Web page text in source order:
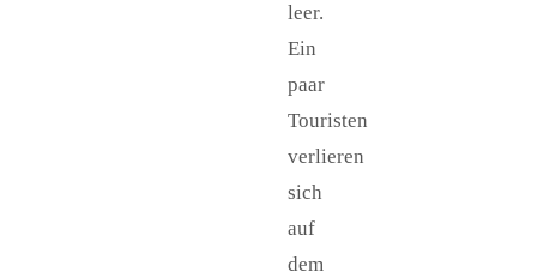
leer.
Ein
paar
Touristen
verlieren
sich
auf
dem